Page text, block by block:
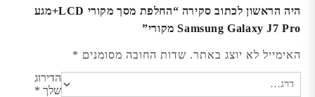
היה הראשון לכתוב סקירה “החלפת מסך מקורי LCD+מגע
Samsung Galaxy J7 Pro מקורי”
האימייל לא יוצג באתר. שדות החובה מסומנים *
הדירוג
שלך *